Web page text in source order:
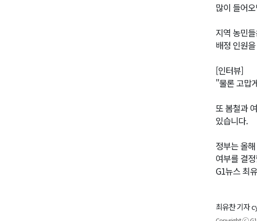
많이 들어
지역 농민
배정 인원
[인터뷰]
"물론 고맙
또 봄철과
있습니다.
정부는 올
여부를 결
G1뉴스 최
최유찬 기자